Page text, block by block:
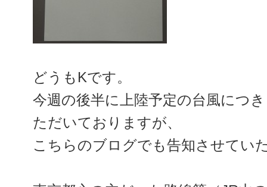
どうもKです。
今週の後半に上陸予定の台風につ
ただいておりますが、
こちらのブログでも告知させてい